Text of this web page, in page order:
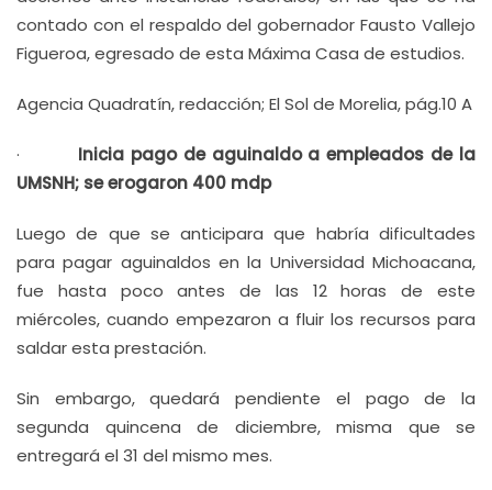
contado con el respaldo del gobernador Fausto Vallejo
Figueroa, egresado de esta Máxima Casa de estudios.
Agencia Quadratín, redacción; El Sol de Morelia, pág.10 A
· Inicia pago de aguinaldo a empleados de la
UMSNH; se erogaron 400 mdp
Luego de que se anticipara que habría dificultades
para pagar aguinaldos en la Universidad Michoacana,
fue hasta poco antes de las 12 horas de este
miércoles, cuando empezaron a fluir los recursos para
saldar esta prestación.
Sin embargo, quedará pendiente el pago de la
segunda quincena de diciembre, misma que se
entregará el 31 del mismo mes.